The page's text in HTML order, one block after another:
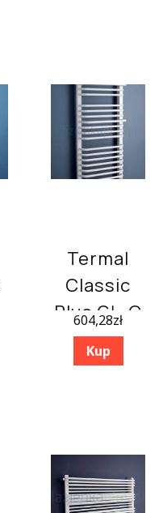
Termal
Classic
Plus GŁ-C
Biały
500×800
604,28zł
Kup